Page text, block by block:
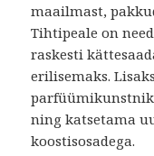
maailmast,
Tihtipeale on
raskesti
erilisemaks.
ning katsetama
koostisosadega.